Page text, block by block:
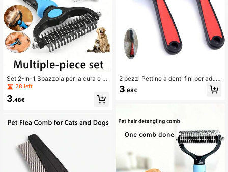
Set 2-In-1 Spazzola per la cura e la
rimozione del pelo degli animali do
inossidabile per rimuovere nodi e pe
ensabile, tappetino rinfrescante
28 left
3.48€
2 pezzi Pettine a denti fini per adult
i, aiuta a rimuovere i pidocchi e la fo
rfora
3.98€